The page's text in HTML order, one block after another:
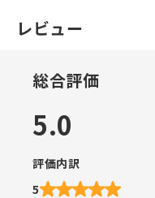
レビュー
総合評価
5.0
評価内訳
5